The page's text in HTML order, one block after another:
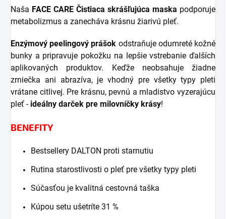
Naša FACE CARE Čistiaca skrášľujúca maska podporuje
metabolizmus a zanecháva krásnu žiarivú pleť.
Enzýmový peelingový prášok odstraňuje odumreté kožné
bunky a pripravuje pokožku na lepšie vstrebanie ďalších
aplikovaných produktov. Keďže neobsahuje žiadne
zrniečka ani abrazíva, je vhodný pre všetky typy pleti
vrátane citlivej. Pre krásnu, pevnú a mladistvo vyzerajúcu
pleť - ideálny darček pre milovníčky krásy!
BENEFITY
Bestsellery DALTON proti starnutiu
Rutina starostlivosti o pleť pre všetky typy pleti
Súčasťou je kvalitná cestovná taška
Kúpou setu ušetríte 31 %